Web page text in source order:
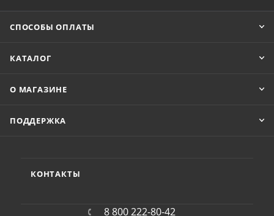
СПОСОБЫ ОПЛАТЫ
КАТАЛОГ
О МАГАЗИНЕ
ПОДДЕРЖКА
КОНТАКТЫ
8 800 222-80-42